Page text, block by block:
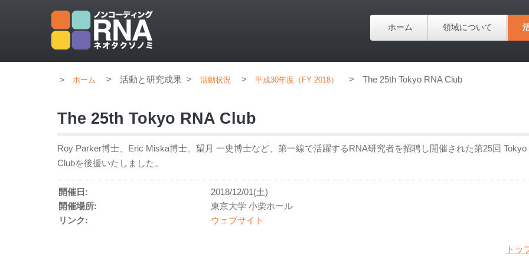
ホーム 領域について
ホーム > 活動と研究成果 > 活動状況 > 平成30年度（FY 2018） > The 25th Tokyo RNA Club
The 25th Tokyo RNA Club
Roy Parker博士、Eric Miska博士、望月 一史博士など、第一線で活躍するRNA研究者を招聘し開催された第25回 Tokyo
Clubを後援いたしました。
開催日:
2018/12/01(土)
開催場所:
東京大学 小柴ホール
リンク:
ウェブサイト
トッ